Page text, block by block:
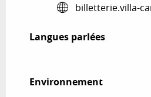
billetterie.villa-
Langues parlées
Langues parlées
Environnement
Environnement